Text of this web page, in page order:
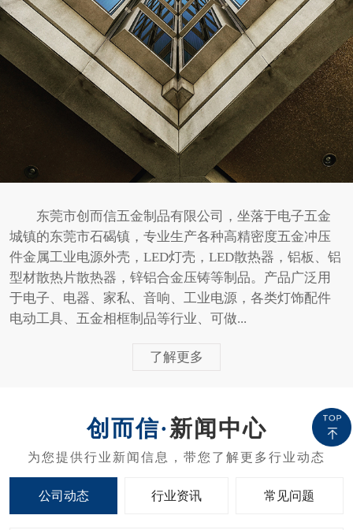
东莞市创而信五金制品有限公司，坐落于电子五金
城镇的东莞市石碣镇，专业生产各种高精密度五金冲压
件金属工业电源外壳，LED灯壳，LED散热器，铝板、铝
型材散热片散热器，锌铝合金压铸等制品。产品广泛用
于电子、电器、家私、音响、工业电源，各类灯饰配件
电动工具、五金相框制品等行业、可做...
了解更多
新闻中心
公司动态 行业资讯 常见问题